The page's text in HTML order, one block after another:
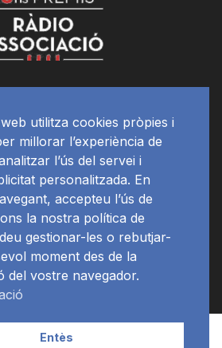
APP Programació
utilitza cookies pròpies i
millorar l’experiència de
l’ús del servei i
personalitzada. En
accepteu l’ús de
la nostra política de
gestionar-les o rebutjar-
moment des de la
del vostre navegador.
Entès